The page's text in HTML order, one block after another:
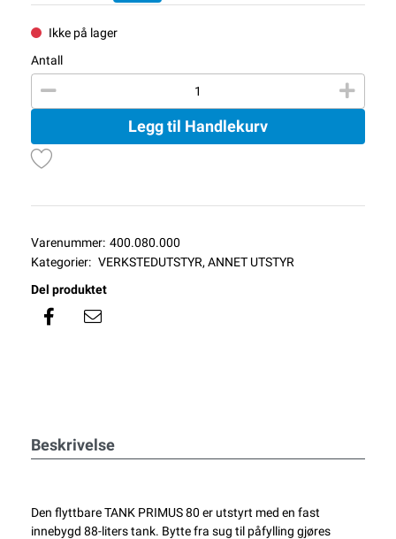
Ikke på lager
Antall
Legg til Handlekurv
Varenummer: 400.080.000
Kategorier: VERKSTEDUTSTYR, ANNET UTSTYR
Del produktet
Beskrivelse
Den flyttbare TANK PRIMUS 80 er utstyrt med en fast
innebygd 88-liters tank. Bytte fra sug til påfylling gjøres